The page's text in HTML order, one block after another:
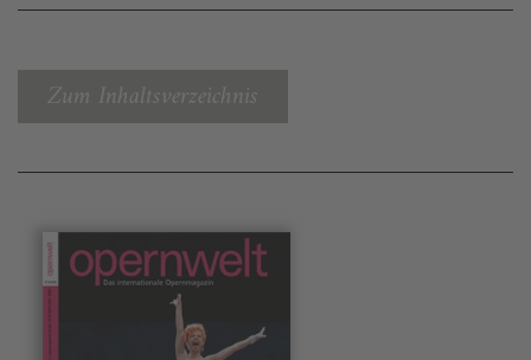
Zum Inhaltsverzeichnis